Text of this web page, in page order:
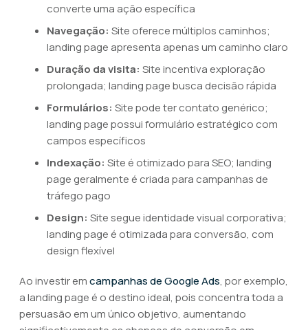
converte uma ação específica
Navegação: Site oferece múltiplos caminhos;
landing page apresenta apenas um caminho claro
Duração da visita: Site incentiva exploração
prolongada; landing page busca decisão rápida
Formulários: Site pode ter contato genérico;
landing page possui formulário estratégico com
campos específicos
Indexação: Site é otimizado para SEO; landing
page geralmente é criada para campanhas de
tráfego pago
Design: Site segue identidade visual corporativa;
landing page é otimizada para conversão, com
design flexível
Ao investir emcampanhas de Google Ads, por exemplo,
a landing page é o destino ideal, pois concentra toda a
persuasão em um único objetivo, aumentando